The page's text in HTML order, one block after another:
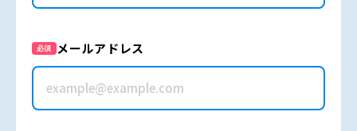
必須 メールアドレス